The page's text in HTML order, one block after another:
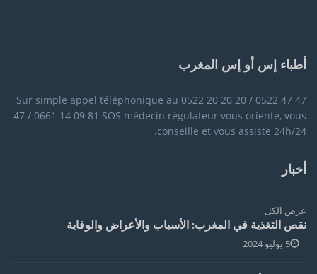
أطباء إس أو إس المغرب
Sur simple appel téléphonique au 0522 20 20 20 / 0522 47 47
47 / 0661 14 09 81 SOS médecin régulateur vous oriente, vous
conseille et vous assiste 24h/24.
أخبار
عرض الكل
نقص التغذية في المغرب: الأسباب والأعراض والوقاية
5 يوليو 2024